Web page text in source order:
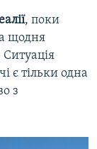
, поки
щодня
Ситуація
є тільки одна
з